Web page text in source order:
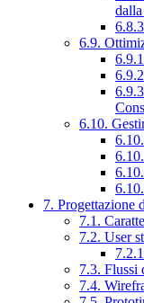
6.9.
6.10.
7. Progettazione
7.1.
7.2. User
7.3. Flussi
7.4.